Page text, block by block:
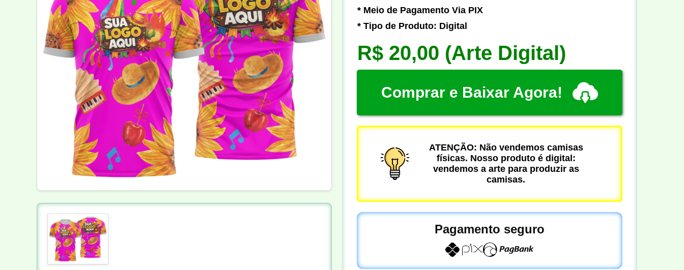
Língua Portuguesa
* Meio de Pagamento Via PIX
* Tipo de Produto: Digital
R$ 20,00 (Arte Digital)
Comprar e Baixar Agora!
ATENÇÃO: Não vendemos camisas
físicas. Nosso produto é digital:
vendemos a arte para produzir as
camisas.
Pagamento seguro